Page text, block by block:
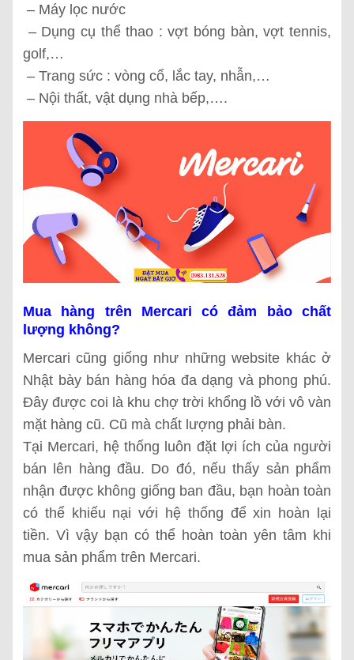
– Máy lọc nước
– Dụng cụ thể thao : vợt bóng bàn, vợt tennis,
golf,…
– Trang sức : vòng cổ, lắc tay, nhẫn,…
– Nội thất, vật dụng nhà bếp,….
Mua hàng trên Mercari có đảm bảo chất
lượng không?
Mercari cũng giống như những website khác ở
Nhật bày bán hàng hóa đa dạng và phong phú.
Đây được coi là khu chợ trời khổng lồ với vô vàn
mặt hàng cũ. Cũ mà chất lượng phải bàn.
Tại Mercari, hệ thống luôn đặt lợi ích của người
bán lên hàng đầu. Do đó, nếu thấy sản phẩm
nhận được không giống ban đầu, bạn hoàn toàn
có thể khiếu nại với hệ thống để xin hoàn lại
tiền. Vì vậy bạn có thể hoàn toàn yên tâm khi
mua sản phẩm trên Mercari.